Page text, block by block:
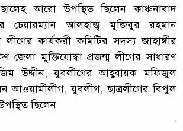
আরো উপস্থিত ছিলেন কাঞ্চনাবাদ
চেয়ারম্যান আলহাজ্ব মুজিবুর রহমান
কার্যকরী কমিটির সদস্য জাহাঙ্গীর
জেলা মুক্তিযোদ্ধা প্রজন্ম লীগের সাধারণ
উদ্দীন, যুবলীগের আহ্ববায়ক মফিজুল
যুবলীগ, ছাত্রলীগের বিপুল
ছিলেন